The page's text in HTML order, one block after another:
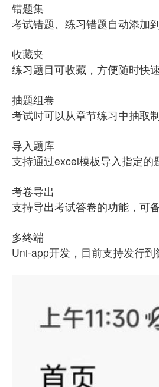
错题集
考试错题、练习错题自动添加
收藏夹
练习题目可收藏，方便随时快
抽题组卷
考试时可以从章节练习中抽取
导入题库
支持通过excel模板导入指定的
考卷导出
支持导出考试答卷的功能，可
多终端
Uni-app开发，目前支持发行